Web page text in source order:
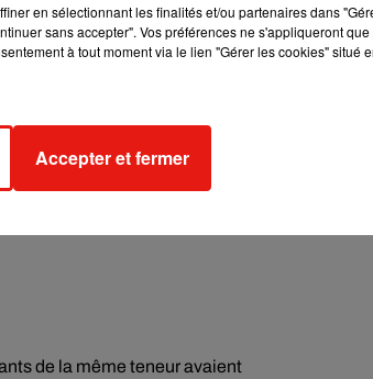
Chelsea FC fait l'objet d'une
de la même teneur avaient
en sélectionnant les finalités et/ou partenaires dans
sans accepter". Vos préférences ne s'appliqueront
à tout moment via le lien "Gérer les cookies" situé
Accepter et fermer